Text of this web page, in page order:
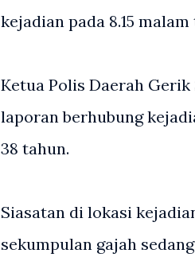
kejadian pada 8.15 malam
Ketua Polis Daerah
laporan berhubung
38 tahun.
Siasatan di lokasi
sekumpulan gajah